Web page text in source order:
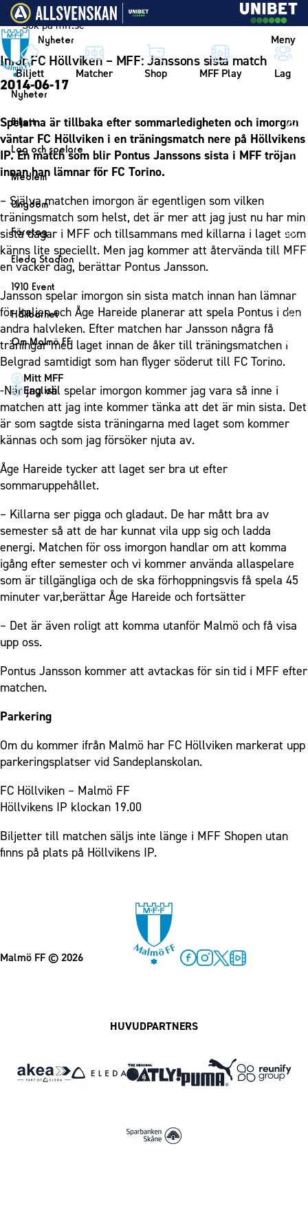
Vidare till innehållet
Nyheter Meny
Biljett Matcher Shop MFF Play Lag
Nyheter
Nyheter
Kalender
Biljett
Biljett
Årskort herr
Mitt MFF
Biljetter till bortamatcher
Biljettvillkor
Lag och spelare
Lag
Herrlaget
Spelare
Ledarstab
Damlaget
Spelare
Ledarstab
Medlem
Medlemskap i Malmö FF
Årsmöte 2026
Ungdom
MFF Ungdom
Sommarfotboll
Skånecupen
Fotbollsskolan
Fotbollsnätverket
P19
F19
P17
F17
Malmö Trophy
Företag
Bli företagspartner
Nätverket
Klubbstolar
Partner dam
Eleda Stadion
Eleda Stadion
Erics Bar & Restaurang
Matchdag på Eleda Stadion
MFF-museet & rundvandringar
1910 Event
1910 Event
Fest & Event
Konferens
Möte
Mässa
Sommarfest
Julshow
Inspiration
Vanliga frågor om 1910 Event
Hållbarhet
Hållbarhet
Himmelsblå framtid – en match för miljön
MFF i samhället
Laget för alla
Nattfotboll
Himmelsblå Tillsammans
Karriärakademin
Grundskolefotboll mot rasismer
Skolakademier
Fonder
Om Malmö FF
Om Malmö FF
Kontakt
Press och media
Historik – herrlaget
Historik – damlaget
Närstående organisationer
Policydokument
Personuppgiftspolicy
Mitt MFF
English
Inför FC Höllviken – MFF: Janssons sista match
2014-06-17
Spelarna är tillbaka efter sommarledigheten och imorgon
väntar FC Höllviken i en träningsmatch nere på Höllvikens
IP. En match som blir Pontus Janssons sista i MFF tröjan
innan han lämnar för FC Torino.
– Själva matchen imorgon är egentligen som vilken
träningsmatch som helst, det är mer att jag just nu har min
sista dagar i MFF och tillsammans med killarna i laget som
känns lite speciellt. Men jag kommer att återvända till MFF
en vacker dag, berättar Pontus Jansson.
Jansson spelar imorgon sin sista match innan han lämnar
för Italien och Åge Hareide planerar att spela Pontus i den
andra halvleken. Efter matchen har Jansson några få
träningar med laget innan de åker till träningsmatchen i
Belgrad samtidigt som han flyger söderut till FC Torino.
-När jag väl spelar imorgon kommer jag vara så inne i
matchen att jag inte kommer tänka att det är min sista. Det
är som sagtde sista träningarna med laget som kommer
kännas och som jag försöker njuta av.
Åge Hareide tycker att laget ser bra ut efter
sommaruppehållet.
– Killarna ser pigga och gladaut. De har mått bra av
semester så att de har kunnat vila upp sig och ladda
energi. Matchen för oss imorgon handlar om att komma
igång efter semester och vi kommer använda allaspelare
som är tillgängliga och de ska förhoppningsvis få spela 45
minuter var,berättar Åge Hareide och fortsätter
– Det är även roligt att komma utanför Malmö och få visa
upp oss.
Pontus Jansson kommer att avtackas för sin tid i MFF efter
matchen.
Parkering
Om du kommer ifrån Malmö har FC Höllviken markerat upp
parkeringsplatser vid Sandeplanskolan.
FC Höllviken – Malmö FF
Höllvikens IP klockan 19.00
Biljetter till matchen säljs inte länge i MFF Shopen utan
finns på plats på Höllvikens IP.
Malmö FF© 2026
HUVUDPARTNERS